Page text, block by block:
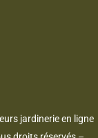
jardinerie en ligne